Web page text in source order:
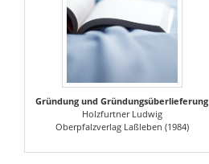
Gründung und Gründungsüberlieferung
Holzfurtner Ludwig
Oberpfalzverlag Laßleben (1984)